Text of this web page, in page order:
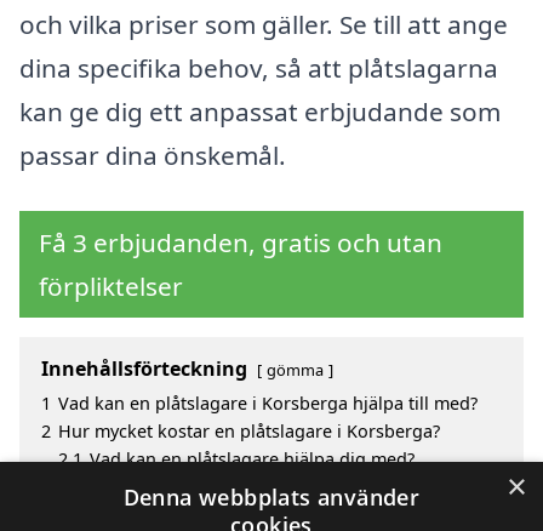
och vilka priser som gäller. Se till att ange
dina specifika behov, så att plåtslagarna
kan ge dig ett anpassat erbjudande som
passar dina önskemål.
Få 3 erbjudanden, gratis och utan
förpliktelser
Innehållsförteckning gömma
1 Vad kan en plåtslagare i Korsberga hjälpa till med?
2 Hur mycket kostar en plåtslagare i Korsberga?
2.1 Vad kan en plåtslagare hjälpa dig med?
Fördelar med att välja plåtslagare i Korsberga
Sök efter en skicklig plåtslagare i de omgivande
×
Denna webbplats använder
cookies